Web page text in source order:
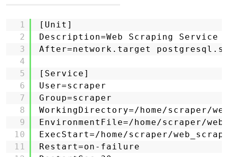
1
2
3
4
5
6
7
8
9
10
11
[Unit]
Description=Web Scraping Service
After=network.target
[Service]
User=scraper
Group=scraper
WorkingDirectory=/home/scraper/
EnvironmentFile=/home/scraper/
ExecStart=/home/scraper/
Restart=on-failure